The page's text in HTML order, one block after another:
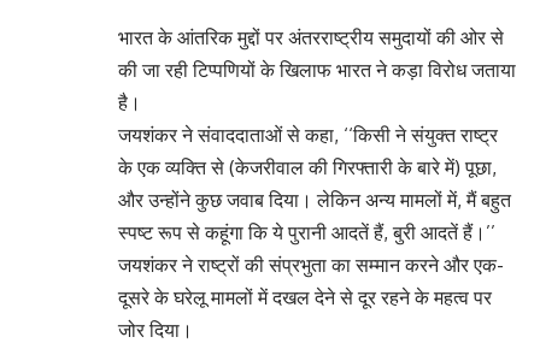
भारत के आंतरिक मुद्दों पर अंतरराष्ट्रीय समुदायों की ओर से
की जा रही टिप्पणियों के खिलाफ भारत ने कड़ा विरोध जताया
है।
जयशंकर ने संवाददाताओं से कहा, ‘‘किसी ने संयुक्त राष्ट्र
के एक व्यक्ति से (केजरीवाल की गिरफ्तारी के बारे में) पूछा,
और उन्होंने कुछ जवाब दिया। लेकिन अन्य मामलों में, मैं बहुत
स्पष्ट रूप से कहूंगा कि ये पुरानी आदतें हैं, बुरी आदतें हैं।’’
जयशंकर ने राष्ट्रों की संप्रभुता का सम्मान करने और एक-
दूसरे के घरेलू मामलों में दखल देने से दूर रहने के महत्व पर
जोर दिया।